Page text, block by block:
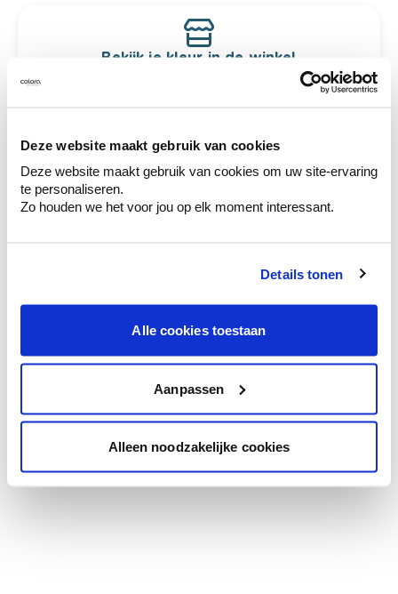
Deze website maakt gebruik van cookies
Deze website maakt gebruik van cookies om uw site-ervaring
te personaliseren.
Zo houden we het voor jou op elk moment interessant.
Details tonen
Alle cookies toestaan
Aanpassen
Alleen noodzakelijke cookies
Bekijk je kleur in de winkel
Ontdek er kleurechte stalen van je
te verfijnen.
Krijg persoonlijk advies om kleuren te
combineren.
Krijg kleuradvies op basis van de lichtinval
en je meubels.
Krijg ineens een technologische check-up